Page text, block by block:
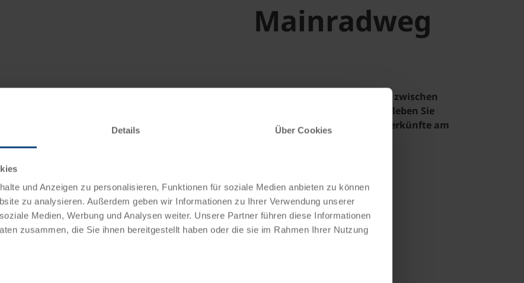
Details Über Cookies
und Anzeigen zu personalisieren, Funktionen für soziale Medien anbieten zu können
zu analysieren. Außerdem geben wir Informationen zu Ihrer Verwendung unserer
Medien, Werbung und Analysen weiter. Unsere Partner führen diese Informationen
zusammen, die Sie ihnen bereitgestellt haben oder die sie im Rahmen Ihrer Nutzung
Mainradweg
Fahrradtouren am Mainradweg - zwischen
Auen, Weinbergen und Kultur! Erleben Sie
einzigartige Landschaften & Unterkünfte am